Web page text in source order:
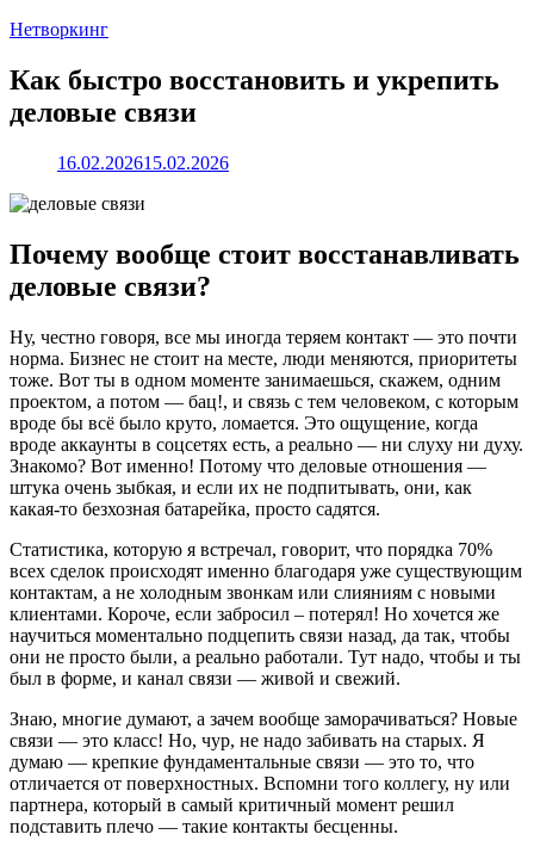
Нетворкинг
Как быстро восстановить и укрепить
деловые связи
16.02.202615.02.2026
Почему вообще стоит восстанавливать
деловые связи?
Ну, честно говоря, все мы иногда теряем контакт — это почти
норма. Бизнес не стоит на месте, люди меняются, приоритеты
тоже. Вот ты в одном моменте занимаешься, скажем, одним
проектом, а потом — бац!, и связь с тем человеком, с которым
вроде бы всё было круто, ломается. Это ощущение, когда
вроде аккаунты в соцсетях есть, а реально — ни слуху ни духу.
Знакомо? Вот именно! Потому что деловые отношения —
штука очень зыбкая, и если их не подпитывать, они, как
какая-то безхозная батарейка, просто садятся.
Статистика, которую я встречал, говорит, что порядка 70%
всех сделок происходят именно благодаря уже существующим
контактам, а не холодным звонкам или слияниям с новыми
клиентами. Короче, если забросил – потерял! Но хочется же
научиться моментально подцепить связи назад, да так, чтобы
они не просто были, а реально работали. Тут надо, чтобы и ты
был в форме, и канал связи — живой и свежий.
Знаю, многие думают, а зачем вообще заморачиваться? Новые
связи — это класс! Но, чур, не надо забивать на старых. Я
думаю — крепкие фундаментальные связи — это то, что
отличается от поверхностных. Вспомни того коллегу, ну или
партнера, который в самый критичный момент решил
подставить плечо — такие контакты бесценны.